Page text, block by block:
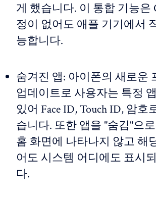
게 했습니다. 이 통합 기능은
정이 없어도 애플 기기에서
능합니다.
숨겨진 앱: 아이폰의 새로운
업데이트로 사용자는 특정
있어 Face ID, Touch ID, 암호
습니다. 또한 앱을 "숨김"으
홈 화면에 나타나지 않고 해
어도 시스템 어디에도 표시
다.